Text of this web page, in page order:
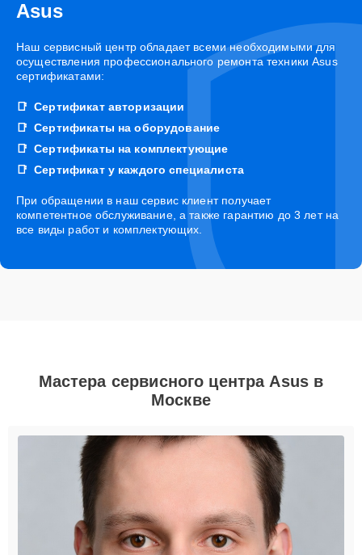
Asus
Наш сервисный центр обладает всеми необходимыми для
осуществления профессионального ремонта техники Asus
сертификатами:
Сертификат авторизации
Сертификаты на оборудование
Сертификаты на комплектующие
Сертификат у каждого специалиста
При обращении в наш сервис клиент получает
компетентное обслуживание, а также гарантию до 3 лет на
все виды работ и комплектующих.
Мастера сервисного центра Asus в
Москве